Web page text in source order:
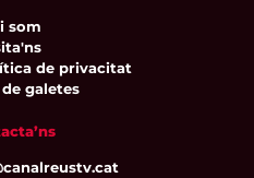
som
de privacitat
galetes